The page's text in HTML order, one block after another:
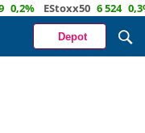
0,2% EStoxx50 6 524 0,3%
Depot